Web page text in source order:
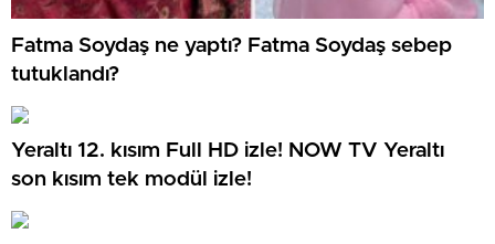
Fatma Soydaş ne yaptı? Fatma Soydaş sebep
tutuklandı?
Yeraltı 12. kısım Full HD izle! NOW TV Yeraltı
son kısım tek modül izle!